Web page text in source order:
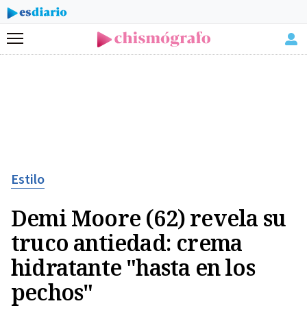
Menú
Estilo
Demi Moore (62) revela su
truco antiedad: crema
hidratante "hasta en los
pechos"